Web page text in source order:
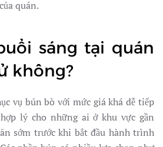
quán.
sáng tại quán
không?
vụ bún bò với mức giá khá dễ tiếp
lý cho những ai ở khu vực gần
sớm trước khi bắt đầu hành trình